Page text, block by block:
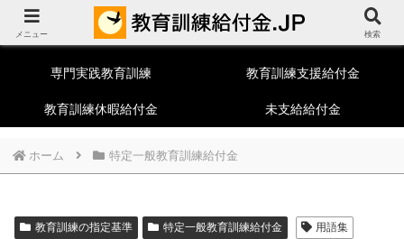
教育訓練給付制度総合ポータルサイト
一般教育訓練
専門実践教育訓練 教育訓練支援給付金
教育訓練休暇給付金 未支給給付金
ホーム 特定一般教育訓練給付金
教育訓練の指定基準 特定一般教育訓練給付金 用語集
メニュー 検索